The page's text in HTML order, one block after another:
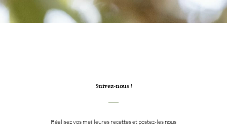
Suivez-nous !
Réalisez vos meilleures recettes et postez-les nous